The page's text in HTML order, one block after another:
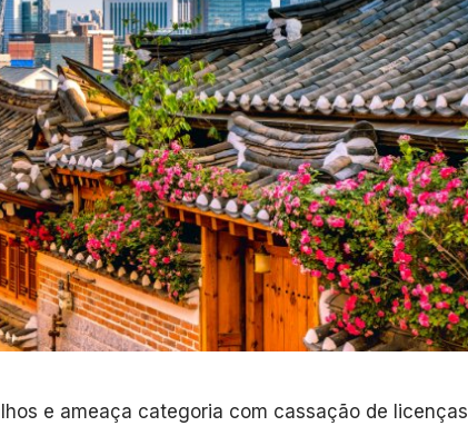
e ameaça categoria com cassação de licenças